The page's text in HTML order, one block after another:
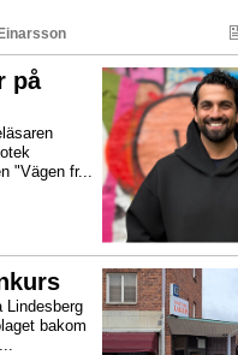
på
"Vägen fr...
Lindesberg
bakom